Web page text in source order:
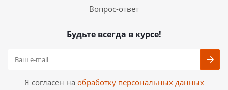
Вопрос-ответ
Будьте всегда в курсе!
Я согласен на обработку персональных данных